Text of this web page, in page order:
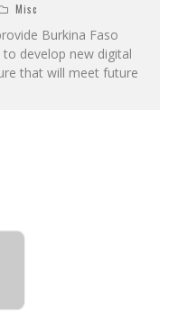
Misc
Burkina Faso
develop new digital
that will meet future